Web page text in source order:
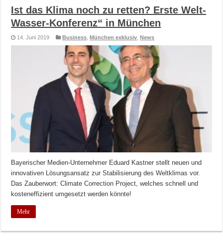
Ist das Klima noch zu retten? Erste Welt-
Wasser-Konferenz“ in München
14. Juni 2019 Business ,München exklusiv ,News
Bayerischer Medien-Unternehmer Eduard Kastner stellt neuen und
innovativen Lösungsansatz zur Stabilisierung des Weltklimas vor.
Das Zauberwort: Climate Correction Project, welches schnell und
kosteneffizient umgesetzt werden könnte!
Mehr